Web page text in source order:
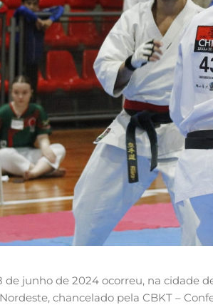
de junho de 2024 ocorreu, na cidade
chancelado pela CBKT –